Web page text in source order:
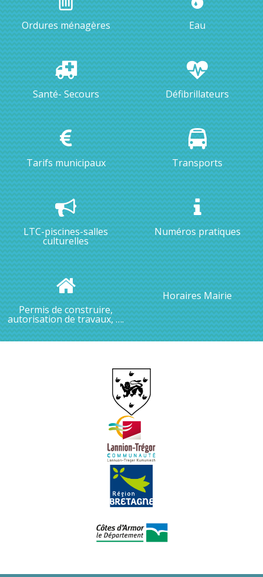
Ordures ménagères Eau
Santé- Secours Défibrillateurs
Tarifs municipaux Transports
LTC-piscines-salles
culturelles
Numéros pratiques
Permis de construire,
autorisation de travaux, ….
Horaires Mairie